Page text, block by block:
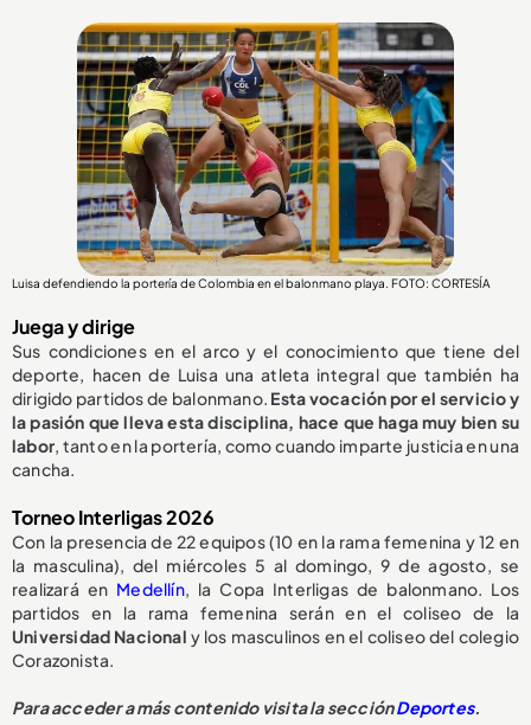
Luisa defendiendo la portería de Colombia en el balonmano playa. FOTO: CORTESÍA
Juega y dirige
Sus condiciones en el arco y el conocimiento que tiene del
deporte, hacen de Luisa una atleta integral que también ha
dirigido partidos de balonmano. Esta vocación por el servicio y
la pasión que lleva esta disciplina, hace que haga muy bien su
labor, tanto en la portería, como cuando imparte justicia en una
cancha.
Torneo Interligas 2026
Con la presencia de 22 equipos (10 en la rama femenina y 12 en
la masculina), del miércoles 5 al domingo, 9 de agosto, se
realizará en Medellín, la Copa Interligas de balonmano. Los
partidos en la rama femenina serán en el coliseo de la
Universidad Nacional y los masculinos en el coliseo del colegio
Corazonista.
Para acceder a más contenido visita la secciónDeportes.